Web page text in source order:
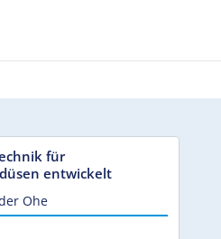
für
entwickelt
Ohe